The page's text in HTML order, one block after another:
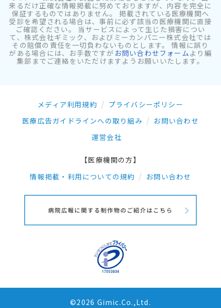
来るだけ正確な情報掲載に努めておりますが、内容を完全に
保証するものではありません。 掲載されている医療機関へ
受診を希望される場合は、事前に必ず該当の医療機関に直接
ご確認ください。 当サービスによって生じた損害につい
て、株式会社ギミック、およびミーカンパニー株式会社では
その賠償の責任を一切負わないものとします。 情報に誤り
がある場合には、お手数ですが お問い合わせフォーム より編
集部までご連絡をいただけますようお願いいたします。
メディア利用規約
プライバシーポリシー
医療広告ガイドラインへの取り組み
お問い合わせ
運営会社
【医療機関の方】
情報掲載・利用についての規約
お問い合わせ
©2026 Gimic.Co.,Ltd.